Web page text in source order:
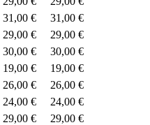
31,00 €
31,00 €
29,00 €
29,00 €
30,00 €
30,00 €
19,00 €
19,00 €
26,00 €
26,00 €
24,00 €
24,00 €
29,00 €
29,00 €